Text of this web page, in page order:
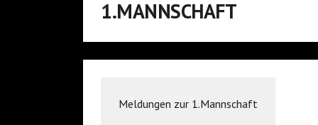
1.MANNSCHAFT
Meldungen zur 1.Mannschaft